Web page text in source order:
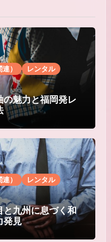
）
レンタル
魅力と福岡発レ
）
レンタル
九州に息づく和
発見